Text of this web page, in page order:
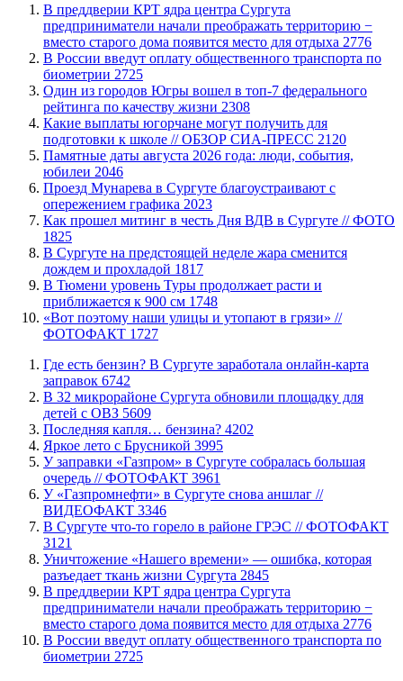
​В преддверии КРТ ядра центра Сургута
предприниматели начали преображать территорию −
вместо старого дома появится место для отдыха 2776
В России введут оплату общественного транспорта по
биометрии 2725
Один из городов Югры вошел в топ-7 федерального
рейтинга по качеству жизни 2308
Какие выплаты югорчане могут получить для
подготовки к школе // ОБЗОР СИА-ПРЕСС 2120
​Памятные даты августа 2026 года: люди, события,
юбилеи 2046
​Проезд Мунарева в Сургуте благоустраивают с
опережением графика 2023
Как прошел митинг в честь Дня ВДВ в Сургуте // ФОТО
1825
В Сургуте на предстоящей неделе жара сменится
дождем и прохладой 1817
В Тюмени уровень Туры продолжает расти и
приближается к 900 см 1748
«Вот поэтому наши улицы и утопают в грязи» //
ФОТОФАКТ 1727
​Где есть бензин? В Сургуте заработала онлайн-карта
заправок 6742
В 32 микрорайоне Сургута обновили площадку для
детей с ОВЗ 5609
​Последняя капля… бензина? 4202
Яркое лето с Брусникой 3995
​У заправки «Газпром» в Сургуте собралась большая
очередь // ФОТОФАКТ 3961
У «Газпромнефти» в Сургуте снова аншлаг //
ВИДЕОФАКТ 3346
​В Сургуте что-то горело в районе ГРЭС // ФОТОФАКТ
3121
​Уничтожение «Нашего времени» — ошибка, которая
разъедает ткань жизни Сургута 2845
​В преддверии КРТ ядра центра Сургута
предприниматели начали преображать территорию −
вместо старого дома появится место для отдыха 2776
В России введут оплату общественного транспорта по
биометрии 2725